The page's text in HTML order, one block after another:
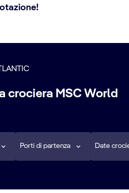
crociera MSC World
Porti di partenza Date